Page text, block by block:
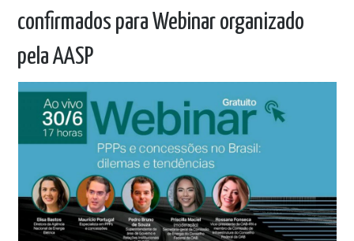
confirmados para Webinar organizado
pela AASP